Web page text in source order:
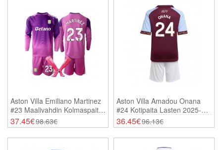
Aston Villa Emiliano Martinez
#23 Maalivahdin Kolmaspaita
Lasten 2025-26 Pitkähihainen
(+ Shortsit)
37.45€98.63€
Aston Villa Amadou Onana
#24 Kotipaita Lasten 2025-26
Lyhythihainen (+ Shortsit)
36.45€96.13€